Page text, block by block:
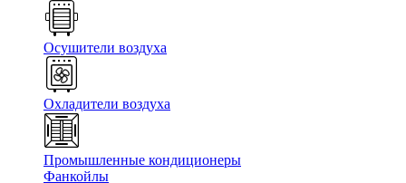
Осушители воздуха
Охладители воздуха
Промышленные кондиционеры
Фанкойлы